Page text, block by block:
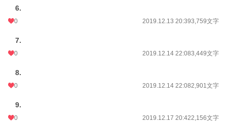
6.
0 2019.12.13 20:393,759文字
7.
0 2019.12.14 22:083,449文字
8.
0 2019.12.14 22:082,901文字
9.
0 2019.12.17 20:422,156文字